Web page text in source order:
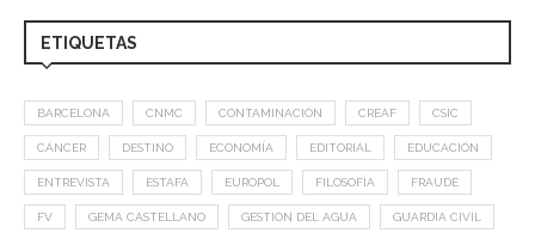
ETIQUETAS
BARCELONA CNMC CONTAMINACIÓN CREAF CSIC
CÁNCER DESTINO ECONOMÍA EDITORIAL EDUCACIÓN
ENTREVISTA ESTAFA EUROPOL FILOSOFÍA FRAUDE
FV GEMA CASTELLANO GESTION DEL AGUA GUARDIA CIVIL